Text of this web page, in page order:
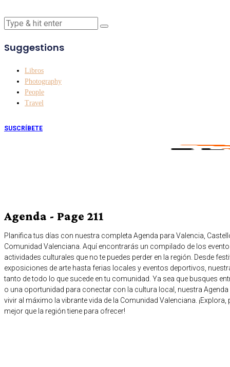
Suggestions
Libros
Photography
People
Travel
SUSCRÍBETE
Agenda - Page 211
Planifica tus días con nuestra completa Agenda para Valencia,
Comunidad Valenciana. Aquí encontrarás un compilado de los
actividades culturales que no te puedes perder en la región. Desde
exposiciones de arte hasta ferias locales y eventos deportivos,
tanto de todo lo que sucede en tu comunidad. Ya sea que busques
o una oportunidad para conectar con la cultura local, nuestra Agenda
vivir al máximo la vibrante vida de la Comunidad Valenciana.
mejor que la región tiene para ofrecer!